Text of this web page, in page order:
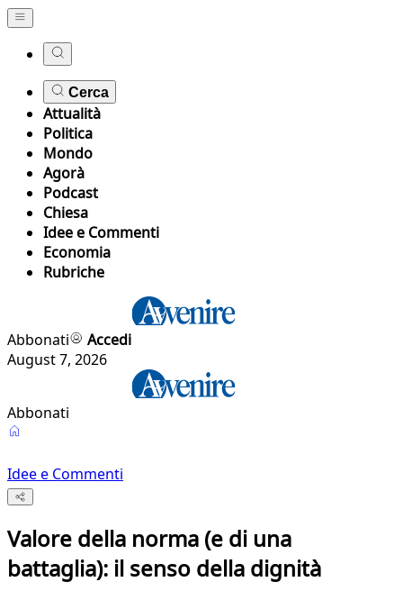
Cerca
Attualità
Politica
Mondo
Agorà
Podcast
Chiesa
Idee e Commenti
Economia
Rubriche
Abbonati
Accedi
August 7, 2026
Abbonati
Idee e Commenti
Valore della norma (e di una
battaglia): il senso della dignità